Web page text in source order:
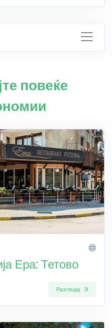
повеќе
Ера: Тетово
Разгледај